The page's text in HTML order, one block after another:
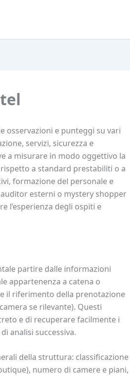
osservazioni e punteggi su vari
servizi, sicurezza e
a misurare in modo oggettivo la
a standard prestabiliti o a
formazione del personale e
esterni o mystery shopper
l’esperienza degli ospiti e
partire dalle informazioni
appartenenza a catena o
il riferimento della prenotazione
se rilevante). Questi
e di recuperare facilmente i
analisi successiva.
della struttura: classificazione
numero di camere e piani,